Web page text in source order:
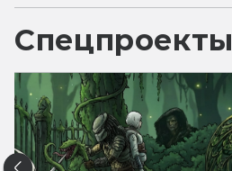
Спецпроекты